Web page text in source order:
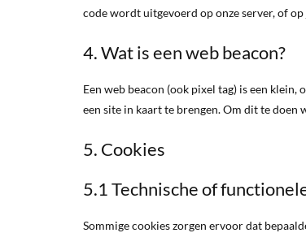
code wordt uitgevoerd op onze server, of
4. Wat is een web beacon?
Een web beacon (ook pixel tag) is een
een site in kaart te brengen. Om dit te doen
5. Cookies
5.1 Technische of
Sommige cookies zorgen ervoor dat